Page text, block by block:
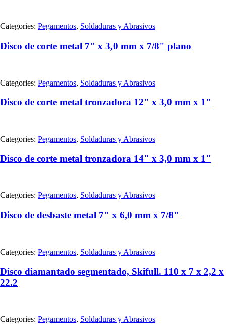
Categories: Pegamentos, Soldaduras y Abrasivos
Disco de corte metal 7" x 3,0 mm x 7/8" plano
Categories: Pegamentos, Soldaduras y Abrasivos
Disco de corte metal tronzadora 12" x 3,0 mm x 1"
Categories: Pegamentos, Soldaduras y Abrasivos
Disco de corte metal tronzadora 14" x 3,0 mm x 1"
Categories: Pegamentos, Soldaduras y Abrasivos
Disco de desbaste metal 7" x 6,0 mm x 7/8"
Categories: Pegamentos, Soldaduras y Abrasivos
Disco diamantado segmentado, Skifull. 110 x 7 x 2,2 x
22.2
Categories: Pegamentos, Soldaduras y Abrasivos